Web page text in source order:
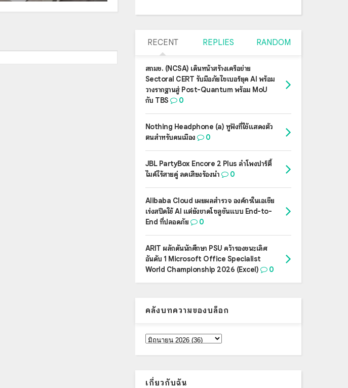
RECENT REPLIES RANDOM
สกมช. (NCSA) เดินหน้าสร้างเครือข่าย
Sectoral CERT รับมือภัยไซเบอร์ยุค AI พร้อม
วางรากฐานสู่ Post-Quantum พร้อม MoU
กับ TBS
0
Nothing Headphone (a) หูฟังที่ใช้แสดงตัว
ตนสำหรับคนเมือง
0
JBL PartyBox Encore 2 Plus ลำโพงปาร์ตี้
ไมค์ไร้สายคู่ ลดเสียงร้องนำ
0
Alibaba Cloud เผยผลสำรวจ องค์กรในเอเชีย
เร่งสปีดใช้ AI แต่ยังขาดโซลูชันแบบ End-to-
End ที่ปลอดภัย
0
ARIT ผลักดันนักศึกษา PSU คว้ารองชนะเลิศ
อันดับ 1 Microsoft Office Specialist
World Championship 2026 (Excel)
0
คลังบทความของบล็อก
เกี่ยวกับฉัน